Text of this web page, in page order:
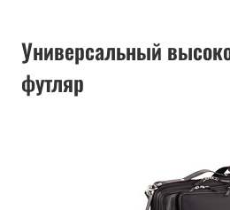
Универсальный
футляр